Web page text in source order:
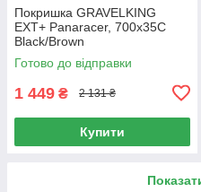
Покришка GRAVELKING
EXT+ Panaracer, 700x35C
Black/Brown
Готово до відправки
1 449 ₴ 2 131 ₴
Купити